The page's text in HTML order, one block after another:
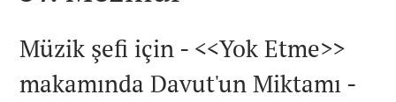

Müzik şefi için - <<Yok Etme>>
makamında Davut'un Miktamı -